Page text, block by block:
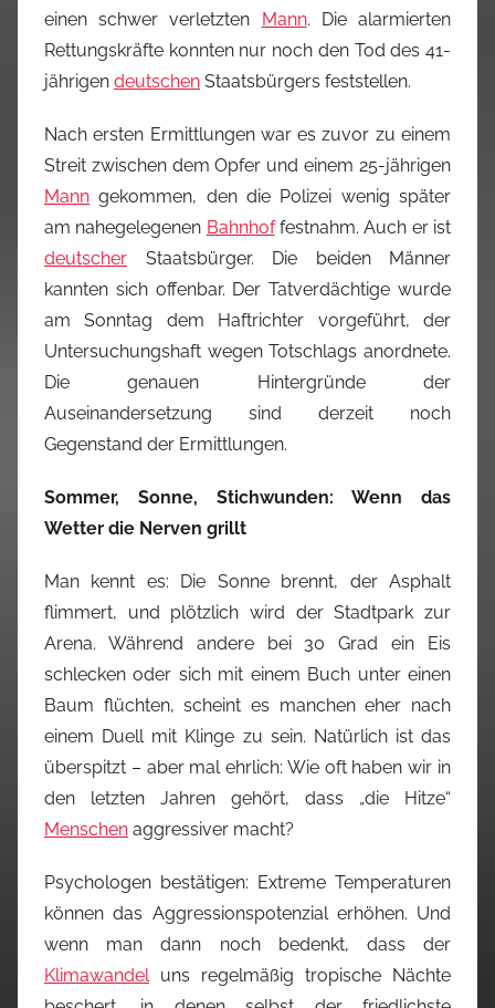
einen schwer verletzten
Mann. Die alarmierten
Rettungskräfte konnten nur noch den Tod des 41-
jährigen deutschen Staatsbürgers feststellen.
Nach ersten Ermittlungen war es zuvor zu einem
Streit zwischen dem Opfer und einem 25-jährigen
Mann gekommen, den die Polizei wenig später
am nahegelegenen Bahnhoffestnahm. Auch er ist
deutscher Staatsbürger. Die beiden Männer
kannten sich offenbar. Der Tatverdächtige wurde
am Sonntag dem Haftrichter vorgeführt, der
Untersuchungshaft wegen Totschlags anordnete.
Die genauen Hintergründe der
Auseinandersetzung sind derzeit noch
Gegenstand der Ermittlungen.
Sommer, Sonne, Stichwunden: Wenn das
Wetter die Nerven grillt
Man kennt es: Die Sonne brennt, der Asphalt
flimmert, und plötzlich wird der Stadtpark zur
Arena. Während andere bei 30 Grad ein Eis
schlecken oder sich mit einem Buch unter einen
Baum flüchten, scheint es manchen eher nach
einem Duell mit Klinge zu sein. Natürlich ist das
überspitzt – aber mal ehrlich: Wie oft haben wir in
den letzten Jahren gehört, dass „die Hitze“
Menschen aggressiver macht?
Psychologen bestätigen: Extreme Temperaturen
können das Aggressionspotenzial erhöhen. Und
wenn man dann noch bedenkt, dass der
Klimawandeluns regelmäßig tropische Nächte